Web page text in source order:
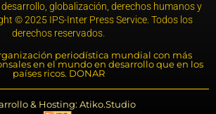
globalización, derechos humanos y
© 2025 IPS-Inter Press Service. Todos los
derechos reservados.
periodística mundial con más
en el mundo en desarrollo que en los
países ricos. DONAR
& Hosting: Atiko.Studio